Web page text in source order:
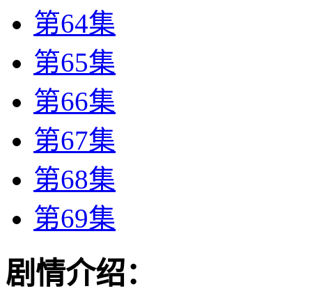
第64集
第65集
第66集
第67集
第68集
第69集
剧情介绍：